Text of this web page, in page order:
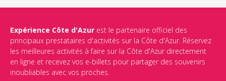
Expérience Côte d'Azur est le partenaire officiel des
principaux prestataires d'activités sur la Côte d'Azur. Réservez
les meilleures activités à faire sur la Côte d'Azur directement
en ligne et recevez vos e-billets pour partager des souvenirs
inoubliables avec vos proches.